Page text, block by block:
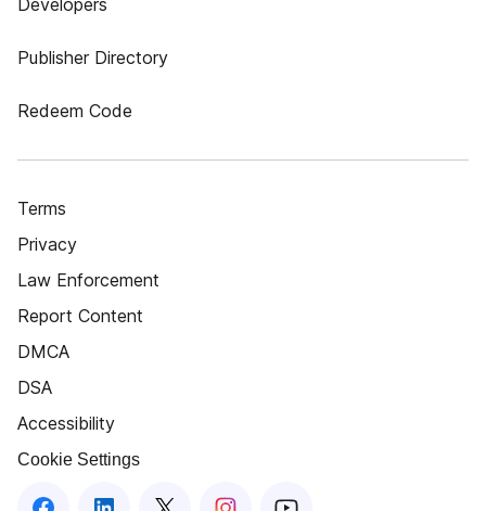
Developers
Publisher Directory
Redeem Code
Terms
Privacy
Law Enforcement
Report Content
DMCA
DSA
Accessibility
Cookie Settings